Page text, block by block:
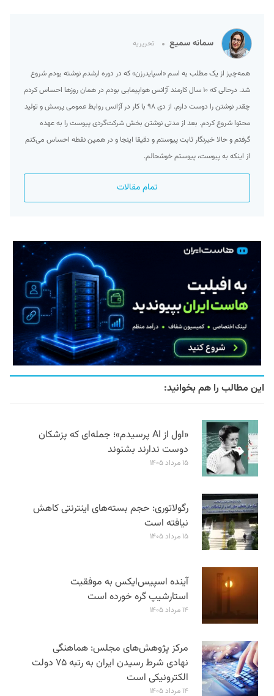
سمانه سمیع تحریریه
همه‌چیز از یک مطلب به اسم «اسپایدرزن» که در دوره ارشدم نوشته بودم شروع
شد. درحالی که ۱۰ سال کارمند آژانس هواپیمایی بودم در همان روزها احساس کردم
چقدر نوشتن را دوست دارم. از دی ۹۸ با کار در آژانس روابط عمومی پرسش و تولید
محتوا شروع کردم. بعد از مدتی نوشتن بخش شرکت‌گردی پیوست را به عهده
گرفتم و حالا خبرنگار ثابت پیوستم و دقیقا اینجا و در همین نقطه احساس می‌کنم
از اینکه به پیوست، پیوستم خوشحالم.
تمام مقالات
این مطالب را هم بخوانید:
«اول از AI پرسیدم»؛ جمله‌ای که پزشکان
دوست ندارند بشنوند
۱۵ مرداد ۱۴۰۵
رگولاتوری: حجم بسته‌های اینترنتی کاهش
نیافته است
۱۵ مرداد ۱۴۰۵
آینده اسپیس‌ایکس به موفقیت
استارشیپ گره خورده است
۱۴ مرداد ۱۴۰۵
مرکز پژوهش‌های مجلس: هماهنگی
نهادی شرط رسیدن ایران به رتبه ۷۵ دولت
الکترونیکی است
۱۴ مرداد ۱۴۰۵